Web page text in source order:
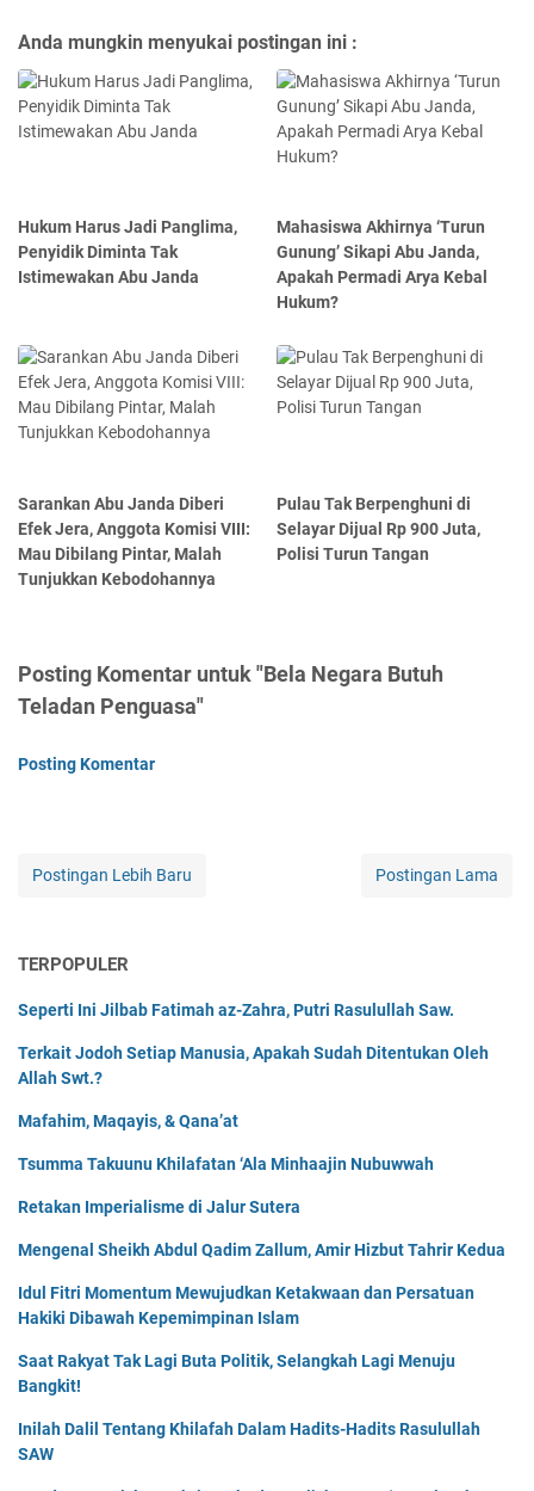
Anda mungkin menyukai postingan ini :
Hukum Harus Jadi Panglima,
Penyidik Diminta Tak
Istimewakan Abu Janda
Mahasiswa Akhirnya ‘Turun
Gunung’ Sikapi Abu Janda,
Apakah Permadi Arya Kebal
Hukum?
Sarankan Abu Janda Diberi
Efek Jera, Anggota Komisi VIII:
Mau Dibilang Pintar, Malah
Tunjukkan Kebodohannya
Pulau Tak Berpenghuni di
Selayar Dijual Rp 900 Juta,
Polisi Turun Tangan
Posting Komentar untuk "Bela Negara Butuh
Teladan Penguasa"
Posting Komentar
Postingan Lebih Baru Postingan Lama
TERPOPULER
Seperti Ini Jilbab Fatimah az-Zahra, Putri Rasulullah Saw.
Terkait Jodoh Setiap Manusia, Apakah Sudah Ditentukan Oleh
Allah Swt.?
Mafahim, Maqayis, & Qana’at
Tsumma Takuunu Khilafatan ‘Ala Minhaajin Nubuwwah
Retakan Imperialisme di Jalur Sutera
Mengenal Sheikh Abdul Qadim Zallum, Amir Hizbut Tahrir Kedua
Idul Fitri Momentum Mewujudkan Ketakwaan dan Persatuan
Hakiki Dibawah Kepemimpinan Islam
Saat Rakyat Tak Lagi Buta Politik, Selangkah Lagi Menuju
Bangkit!
Inilah Dalil Tentang Khilafah Dalam Hadits-Hadits Rasulullah
SAW